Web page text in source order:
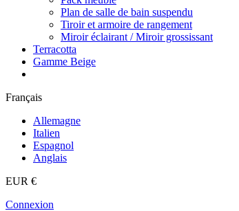
Plan de salle de bain suspendu
Tiroir et armoire de rangement
Miroir éclairant / Miroir grossissant
Terracotta
Gamme Beige
Français
Allemagne
Italien
Espagnol
Anglais
EUR €
Connexion